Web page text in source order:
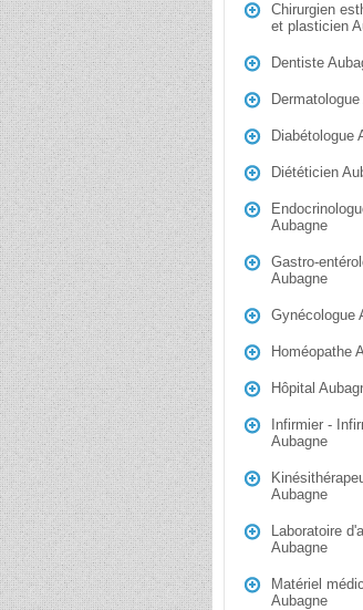
Chirurgien
et plasticien
Dentiste
Diabétologue
Diététicien
Aubagne
Gastro-
Aubagne
Gynécologue
Homéopathe
Hôpital
Infirmier -
Aubagne
Aubagne
Laboratoire
Aubagne
Matériel
Aubagne